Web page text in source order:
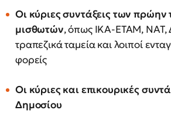
Οι κύριες συντάξεις των πρώην
μισθωτών, όπως ΙΚΑ-ΕΤΑΜ, ΝΑΤ,
τραπεζικά ταμεία και λοιποί
φορείς
Οι κύριες και επικουρικές
Δημοσίου